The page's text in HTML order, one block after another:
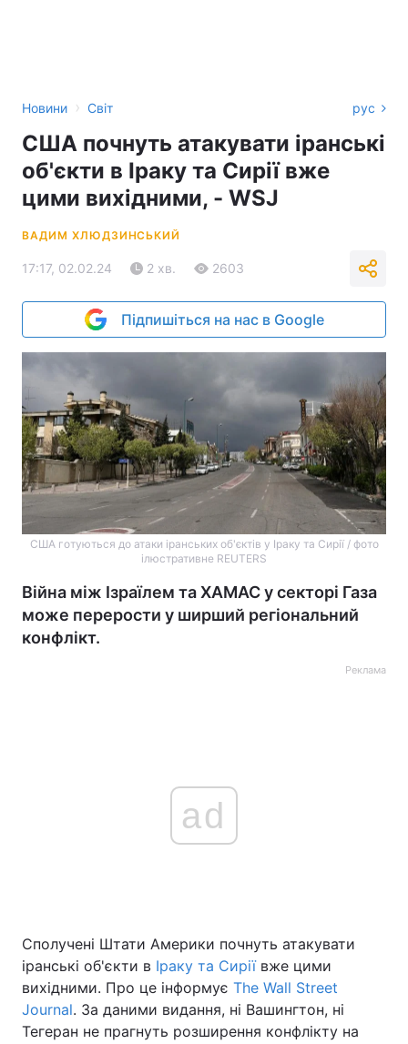
Новини › Світ рус
США почнуть атакувати іранські
об'єкти в Іраку та Сирії вже
цими вихідними, - WSJ
ВАДИМ ХЛЮДЗИНСЬКИЙ
17:17, 02.02.24 2 хв. 2603
Підпишіться на нас в Google
США готуються до атаки іранських об'єктів у Іраку та Сирії / фото
ілюстративне REUTERS
Війна між Ізраїлем та ХАМАС у секторі Газа
може перерости у ширший регіональний
конфлікт.
Реклама
ad
Сполучені Штати Америки почнуть атакувати
іранські об'єкти в Іраку та Сиріївже цими
вихідними. Про це інформує The Wall Street
Journal. За даними видання, ні Вашингтон, ні
Тегеран не прагнуть розширення конфлікту на